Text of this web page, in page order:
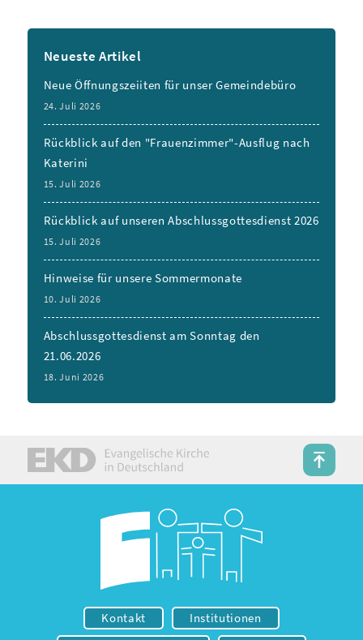
Neueste Artikel
Neue Öffnungszeiiten für unser Gemeindebüro
24. Juli 2026
Rückblick auf den "Frauenzimmer"-Ausflug nach
Katerini
15. Juli 2026
Rückblick auf unseren Abschlussgottesdienst 2026
15. Juli 2026
Hinweise für unsere Sommermonate
10. Juli 2026
Abschlussgottesdienst am Sonntag den
21.06.2026
18. Juni 2026
Kontakt
Institutionen